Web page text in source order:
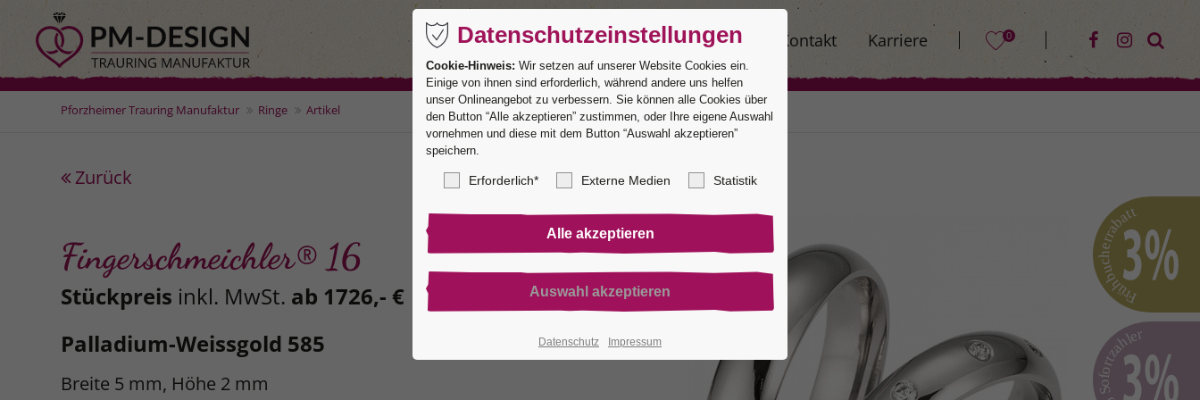
Ringe Service Manufaktur Kontakt Karriere 0
Pforzheimer Trauring Manufaktur Ringe Artikel
Zurück
Fingerschmeichler® 16
Stückpreis inkl. MwSt. ab 1726,- €
Palladium-Weissgold 585
Breite 5 mm, Höhe 2 mm
Datenschutzeinstellungen
Cookie-Hinweis: Wir setzen auf unserer Website Cookies ein.
Einige von ihnen sind erforderlich, während andere uns helfen
unser Onlineangebot zu verbessern. Sie können alle Cookies über
den Button “Alle akzeptieren” zustimmen, oder Ihre eigene Auswahl
vornehmen und diese mit dem Button “Auswahl akzeptieren”
speichern.
Erforderlich* Externe Medien Statistik
Datenschutz Impressum